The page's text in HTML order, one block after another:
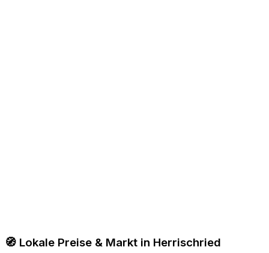
🧭 Lokale Preise & Markt in Herrischried